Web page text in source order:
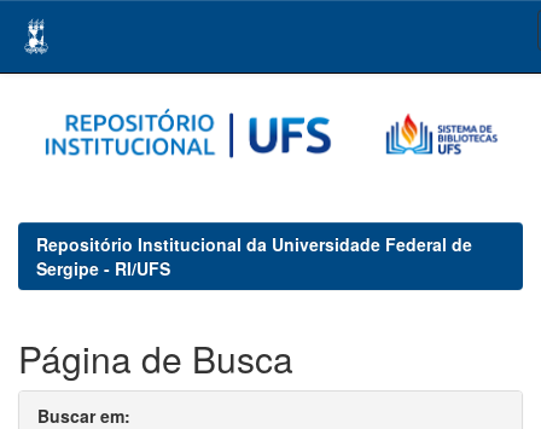
navigation
Repositório Institucional da Universidade Federal de
Sergipe - RI/UFS
Página de Busca
Buscar em: